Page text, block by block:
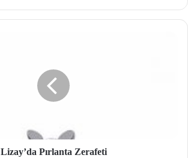
site
Lizay’da Pırlanta Zerafeti